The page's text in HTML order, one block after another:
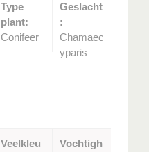
Type
plant:
Conifeer
Geslacht
:
Chamaec
yparis
Veelkleu
Vochtigh